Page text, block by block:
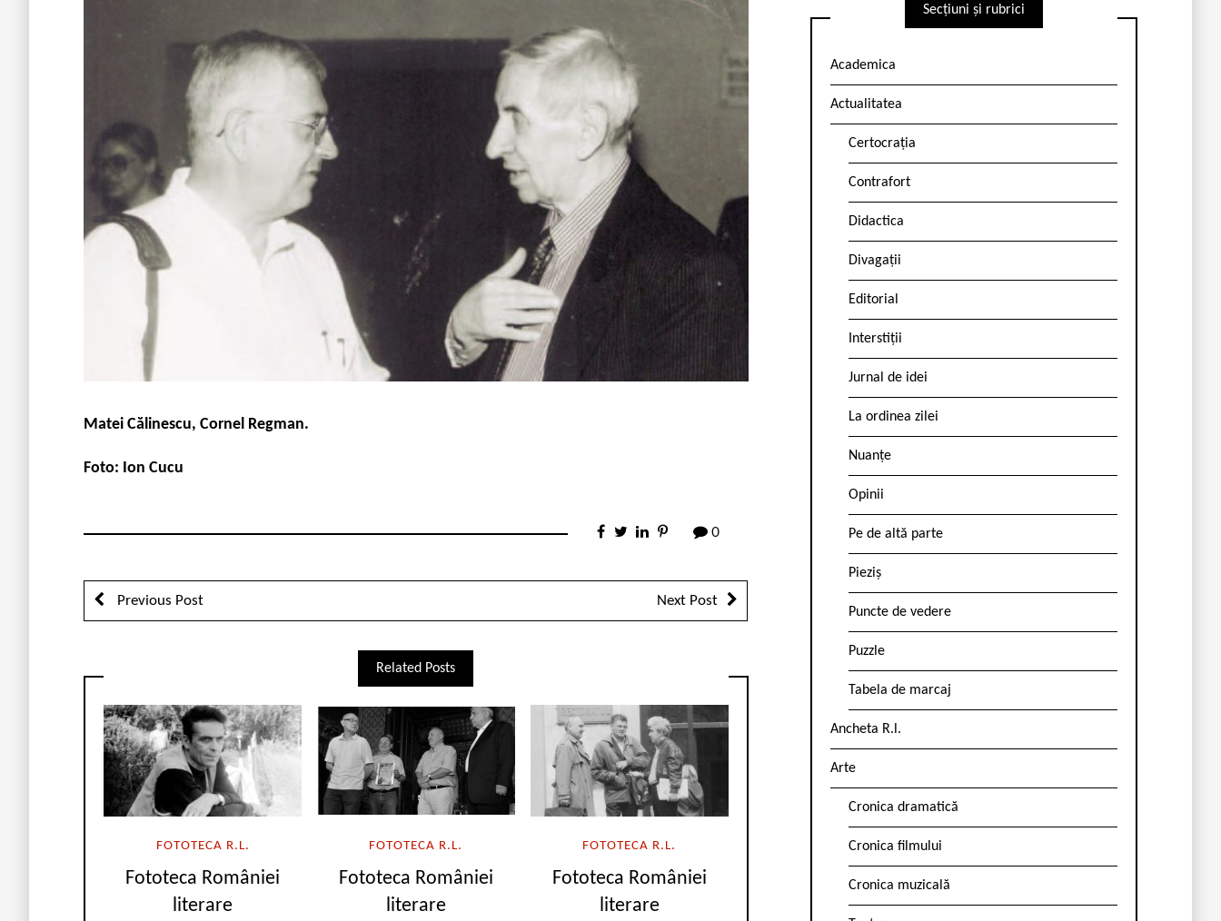
Matei Călinescu, Cornel Regman.
Foto: Ion Cucu
0
Previous Post Next Post
Related Posts
FOTOTECA R.L.
Fototeca României
literare
FOTOTECA R.L.
Fototeca României
literare
FOTOTECA R.L.
Fototeca României
literare
Secțiuni și rubrici
Academica
Actualitatea
Certocrația
Contrafort
Didactica
Divagații
Editorial
Interstiții
Jurnal de idei
La ordinea zilei
Nuanțe
Opinii
Pe de altă parte
Pieziș
Puncte de vedere
Puzzle
Tabela de marcaj
Ancheta R.l.
Arte
Cronica dramatică
Cronica filmului
Cronica muzicală